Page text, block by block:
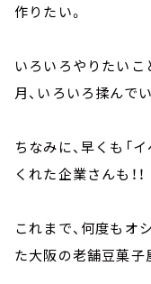
作りたい。
いろいろやりたいこ
月、いろいろ揉んで
ちなみに、早くも「
くれた企業さんも！！
これまで、何度もオ
た大阪の老舗豆菓子